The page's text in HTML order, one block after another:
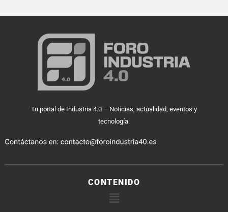
Tu portal de Industria 4.0 – Noticias, actualidad, eventos y
tecnología.
CONTENIDO